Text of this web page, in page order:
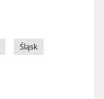
Śląsk